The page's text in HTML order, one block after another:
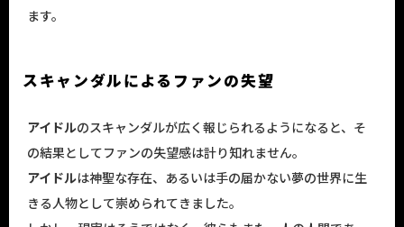
ます。
スキャンダルによるファンの失望
アイドルのスキャンダルが広く報じられるようになると、そ
の結果としてファンの失望感は計り知れません。
アイドルは神聖な存在、あるいは手の届かない夢の世界に生
きる人物として崇められてきました。